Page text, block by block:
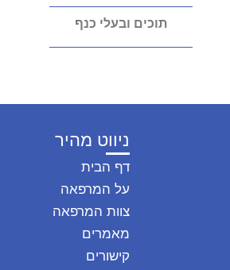
תוכים ובעלי כנף
ניווט מהיר
דף הבית
על המרפאה
צוות המרפאה
מאמרים
קישורים